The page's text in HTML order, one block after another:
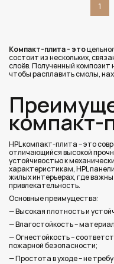
1
Компакт-плита- это
состоит из нескольких,
слоёв. Полученный
чтобы расплавить смолы,
компакт-
HPL компакт-плита – это
отличающийся высокой
устойчивостью к
характеристикам, HPL
жилых интерьерах, где
привлекательность.
Основные преимущества:
— Высокая плотность и
— Влагостойкость –
— Огнестойкость –
пожарной безопасности;
— Простота в уходе – не